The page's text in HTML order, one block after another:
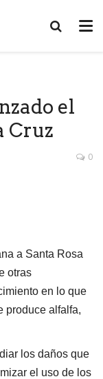
el
Cruz
0
a Santa Rosa
otras
en lo que
produce alfalfa,
los daños que
el uso de los